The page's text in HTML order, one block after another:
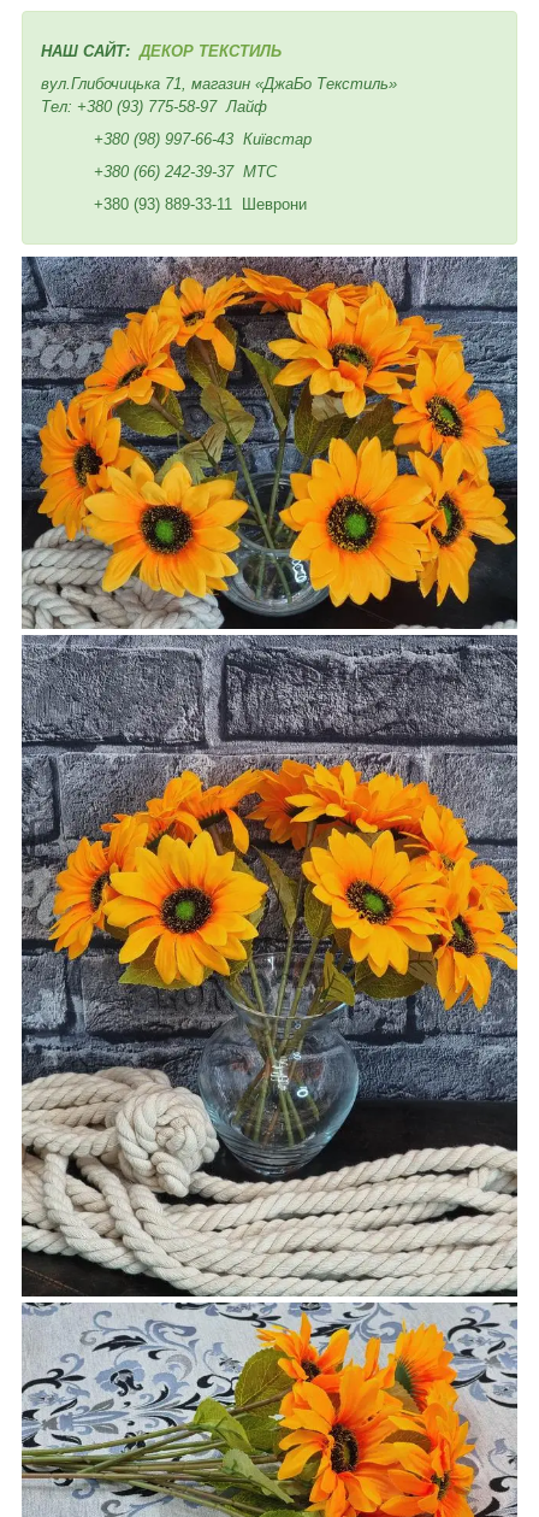
НАШ САЙТ: ДЕКОР ТЕКСТИЛЬ
вул.Глибочицька 71, магазин «ДжаБо Текстиль»
Тел: +380 (93) 775-58-97 Лайф
+380 (98) 997-66-43 Київстар
+380 (66) 242-39-37 МТС
+380 (93) 889-33-11 Шеврони